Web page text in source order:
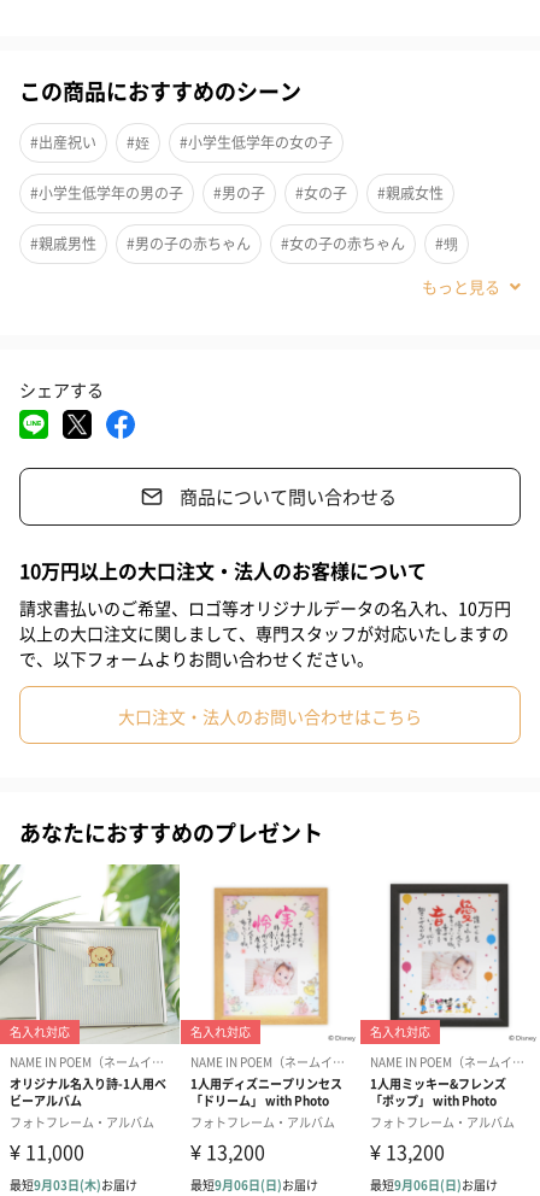
ご両親が大切に考えたお子様へ「名前」という初めての贈り物を
やかな成長を願う名前詩。ご家族の皆様にとってもかけがえのな
ベビーグッズの定番のベビーミッキーのデザイン。ベビーミッキ
ーとベビードナルドが仲良く車で遊んでいます。
思い出の1枚を入れて
緒に飾れば他にはない素敵なプレゼントになること間違いなし。
ご自身でお好きな写真を入れることができるので、初めて笑った
時の写真など、思い出の1枚を添えて渡すのも素敵ですね。
ディズニーの出産祝い商品を作りたいという思いから誕生したこ
の名前詩ギフト。特に30〜40代の女性が出産祝いとして贈るギフ
トにおすすめです。出産祝いにはもちろん誕生日や入学祝い、七
五三を迎えるお子様にも。大切な日の贈り物にぜひご利用くださ
い。
商品詳細情報
商品サイズ
縦335mm×横275mm×奥行12mm
本体重量
この商品におすすめのシーン
#出産祝い #姪 #小学生低学年の女の子
#小学生低学年の男の子 #男の子 #女の子 #親戚女性
#親戚男性 #男の子の赤ちゃん #女の子の赤ちゃん #甥
#女性
#6-9歳
シェアする
商品について問い合わせる
10万円以上の大口注文・法人のお客様について
請求書払いのご希望、ロゴ等オリジナルデータの名入れ、10万円
以上の大口注文に関しまして、専門スタッフが対応いたしますの
で、以下フォームよりお問い合わせください。
大口注文・法人のお問い合わせはこちら
あなたにおすすめのプレゼント